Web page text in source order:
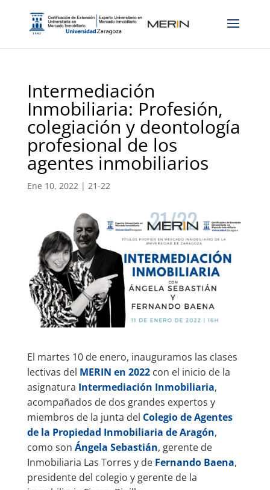
Intermediación
Inmobiliaria: Profesión,
colegiación y deontología
profesional de los
agentes inmobiliarios
Ene 10, 2022| 21-22
El martes 10 de enero, inauguramos las clases
lectivas del MERIN en 2022con el inicio de la
asignatura Intermediación Inmobiliaria,
acompañados de dos grandes expertos y
miembros de la junta del Colegio de Agentes
de la Propiedad Inmobiliaria de Aragón,
como son Ángela Sebastián, gerente de
Inmobiliaria Las Torres y de Fernando Baena,
presidente del colegio y gerente de la